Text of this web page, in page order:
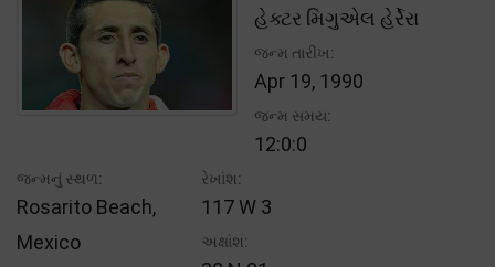
હેક્ટર મિગુએલ હેર્રેરા
જન્મ તારીખ:
Apr 19, 1990
જન્મ સમય:
12:0:0
જન્મનું સ્થળ:
Rosarito Beach,
Mexico
રેખાંશ:
117 W 3
અક્ષાંશ: